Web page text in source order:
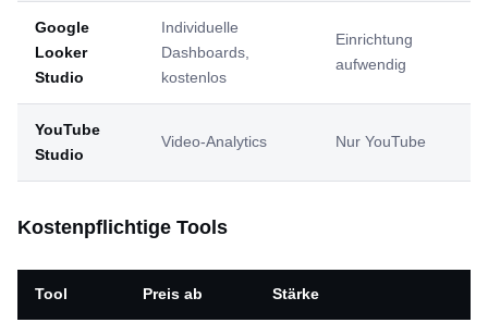
Google
Looker
Studio
Individuelle
Dashboards,
kostenlos
Einrichtung
aufwendig
YouTube
Studio
Video-Analytics Nur YouTube
Kostenpflichtige Tools
Tool Preis ab Stärke